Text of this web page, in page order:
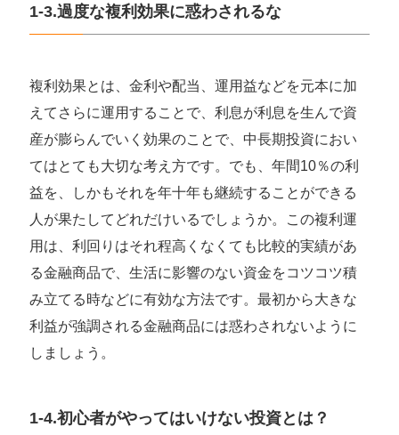
1-3.過度な複利効果に惑わされるな
複利効果とは、金利や配当、運用益などを元本に加
えてさらに運用することで、利息が利息を生んで資
産が膨らんでいく効果のことで、中長期投資におい
てはとても大切な考え方です。でも、年間10％の利
益を、しかもそれを年十年も継続することができる
人が果たしてどれだけいるでしょうか。この複利運
用は、利回りはそれ程高くなくても比較的実績があ
る金融商品で、生活に影響のない資金をコツコツ積
み立てる時などに有効な方法です。最初から大きな
利益が強調される金融商品には惑わされないように
しましょう。
1-4.初心者がやってはいけない投資とは？